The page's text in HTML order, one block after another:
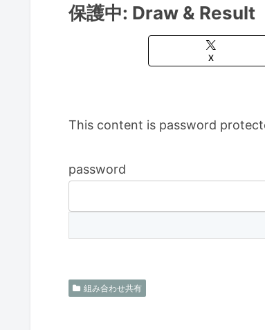
保護中: Draw & Result
X
This content is password
password
組み合わせ共有